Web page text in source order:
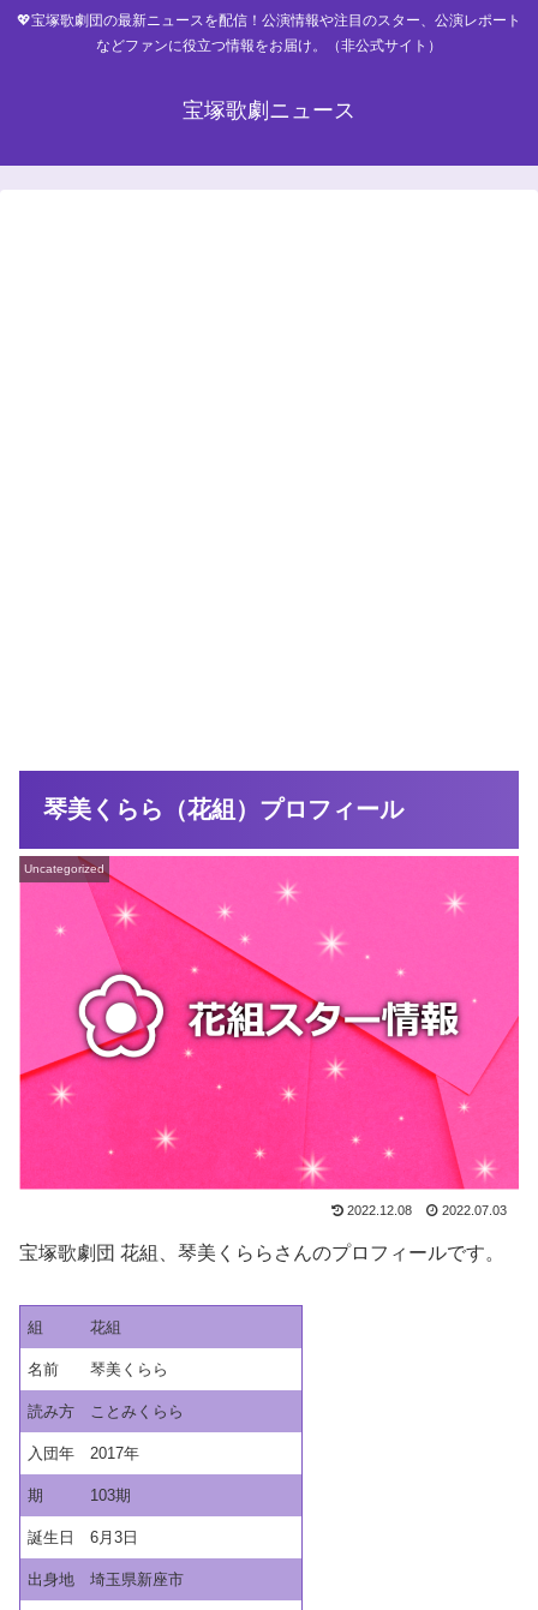
💖宝塚歌劇団の最新ニュースを配信！公演情報や注目のスター、公演レポート
などファンに役立つ情報をお届け。（非公式サイト）
宝塚歌劇ニュース
琴美くらら（花組）プロフィール
Uncategorized
2022.12.08 2022.07.03
宝塚歌劇団 花組、琴美くららさんのプロフィールです。
組 花組
名前 琴美くらら
読み方 ことみくらら
入団年 2017年
期 103期
誕生日 6月3日
出身地 埼玉県新座市